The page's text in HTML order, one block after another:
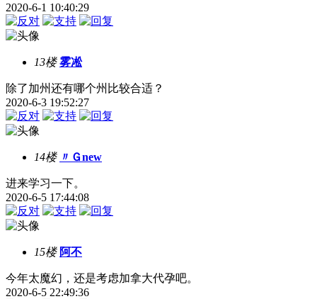
2020-6-1 10:40:29
13楼 雾凇
除了加州还有哪个州比较合适？
2020-6-3 19:52:27
14楼 〃Ｇnew
进来学习一下。
2020-6-5 17:44:08
15楼 阿不
今年太魔幻，还是考虑加拿大代孕吧。
2020-6-5 22:49:36